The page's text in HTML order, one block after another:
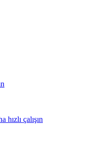
çalışın